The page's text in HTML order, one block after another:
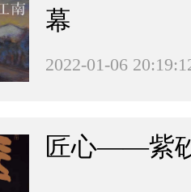
幕
2022-01-06
匠心——紫